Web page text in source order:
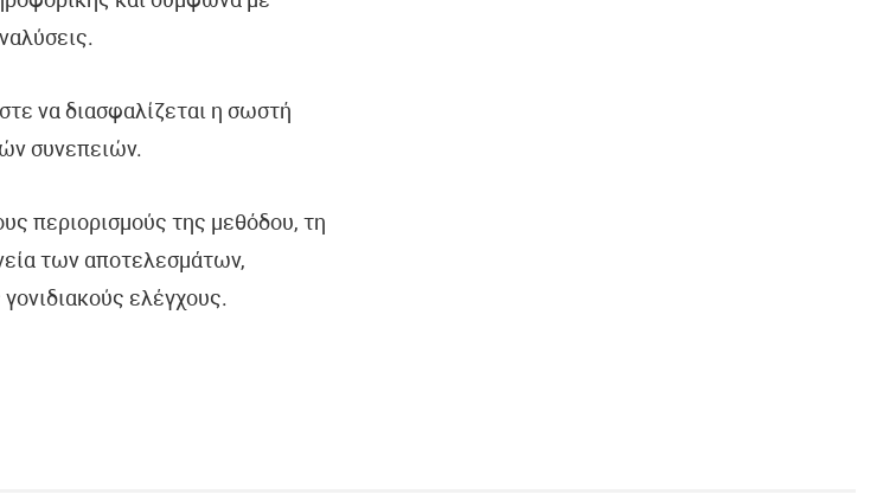
να διασφαλίζεται η σωστή
συνεπειών.
περιορισμούς της μεθόδου, τη
των αποτελεσμάτων,
ελέγχους.